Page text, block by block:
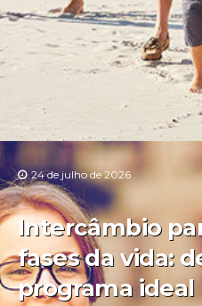
24 de julho de 2026
Intercâmbio
fases da vida:
programa ideal